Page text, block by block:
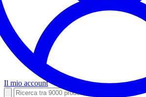
Il mio account